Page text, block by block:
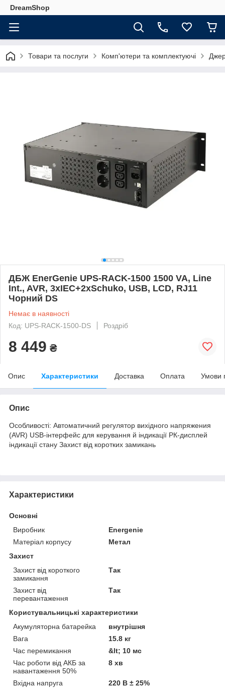
DreamShop
Товари та послуги Комп'ютери та комплектуючі
ДБЖ EnerGenie UPS-RACK-1500 1500 VA, Line
Int., AVR, 3xIEC+2xSchuko, USB, LCD, RJ11
Чорний DS
Немає в наявності
Код: UPS-RACK-1500-DS
Роздріб
8 449 ₴
Опис Характеристики Доставка Оплата Умови
Опис
Особливості: Автоматичний регулятор вихідного напряжения
(AVR) USB-інтерфейс для керування й індикації РК-дисплей
індикації стану Захист від коротких замикань
Характеристики
Основні
Виробник
Energenie
Матеріал корпусу
Метал
Захист
Захист від короткого
замикання
Так
Захист від
перевантаження
Так
Користувальницькі характеристики
Акумуляторна батарейка
внутрішня
Вага
15.8 кг
Час перемикання
&lt; 10 мс
Час роботи від АКБ за
навантаження 50%
8 хв
Вхідна напруга
220 В ± 25%